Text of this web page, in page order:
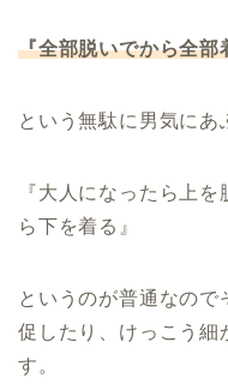
『全部脱いでから全部
という無駄に男気に
『大人になったら上
ら下を着る』
というのが普通なので
促したり、けっこう細
す。